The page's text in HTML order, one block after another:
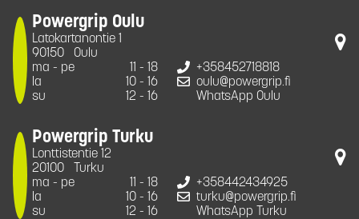
Powergrip Oulu
Latokartanontie 1
90150
Oulu
ma - pe
11 - 18
la
10 - 16
su
12 - 16
+358452718818
oulu@powergrip.fi
WhatsApp Oulu
Powergrip Turku
Lonttistentie 12
20100
Turku
ma - pe
11 - 18
la
10 - 16
su
12 - 16
+358442434925
turku@powergrip.fi
WhatsApp Turku